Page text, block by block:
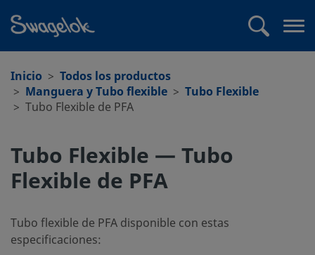
Inicio
Todos los productos
Manguera y Tubo flexible
Tubo Flexible
Tubo Flexible de PFA
Tubo Flexible — Tubo
Flexible de PFA
Tubo flexible de PFA disponible con estas
especificaciones: